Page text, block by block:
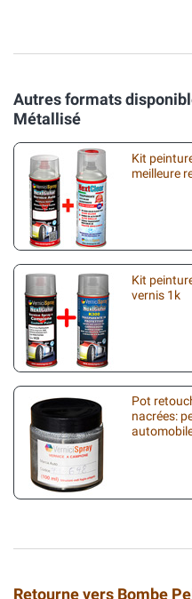
Autres formats
Métallisé
Kit
meilleure
Kit
vernis 1k
Pot
nacrées:
Retourne vers Bombe